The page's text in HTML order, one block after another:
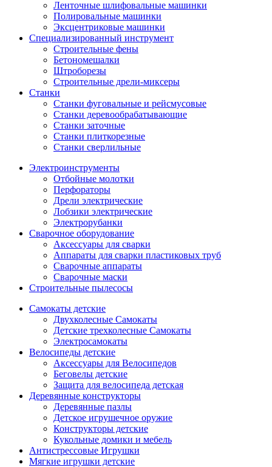
Ленточные шлифовальные машинки
Полировальные машинки
Эксцентриковые машинки
Специализированный инструмент
Строительные фены
Бетономешалки
Штроборезы
Строительные дрели-миксеры
Станки
Станки фуговальные и рейсмусовые
Станки деревообрабатывающие
Станки заточные
Станки плиткорезные
Станки сверлильные
Электроинструменты
Отбойные молотки
Перфораторы
Дрели электрические
Лобзики электрические
Электрорубанки
Сварочное оборудование
Аксессуары для сварки
Аппараты для сварки пластиковых труб
Сварочные аппараты
Сварочные маски
Строительные пылесосы
Самокаты детские
Двухколесные Cамокаты
Детские трехколесные Самокаты
Электросамокаты
Велосипеды детские
Аксессуары для Велосипедов
Беговелы детские
Защита для велосипеда детская
Деревянные конструкторы
Деревянные пазлы
Детское игрушечное оружие
Конструкторы детские
Кукольные домики и мебель
Антистрессовые Игрушки
Мягкие игрушки детские